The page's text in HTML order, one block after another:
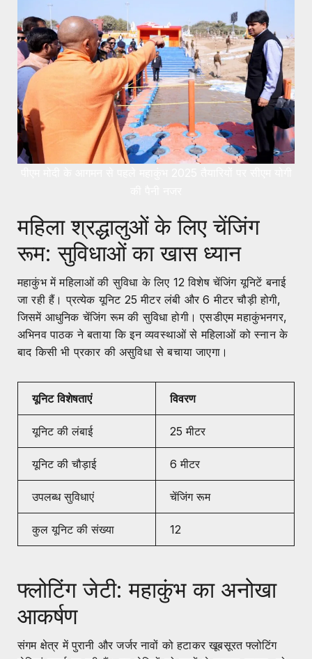
महिला श्रद्धालुओं के लिए चेंजिंग
रूम: सुविधाओं का खास ध्यान
महाकुंभ में महिलाओं की सुविधा के लिए 12 विशेष चेंजिंग यूनिटें बनाई
जा रही हैं। प्रत्येक यूनिट 25 मीटर लंबी और 6 मीटर चौड़ी होगी,
जिसमें आधुनिक चेंजिंग रूम की सुविधा होगी। एसडीएम महाकुंभनगर,
अभिनव पाठक ने बताया कि इन व्यवस्थाओं से महिलाओं को स्नान के
बाद किसी भी प्रकार की असुविधा से बचाया जाएगा।
यूनिट विशेषताएं विवरण
यूनिट की लंबाई 25 मीटर
यूनिट की चौड़ाई 6 मीटर
उपलब्ध सुविधाएं चेंजिंग रूम
कुल यूनिट की संख्या 12
फ्लोटिंग जेटी: महाकुंभ का अनोखा
आकर्षण
संगम क्षेत्र में पुरानी और जर्जर नावों को हटाकर खूबसूरत फ्लोटिंग